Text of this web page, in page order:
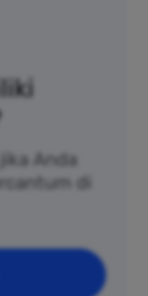
Anda
di